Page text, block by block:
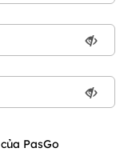
của PasGo